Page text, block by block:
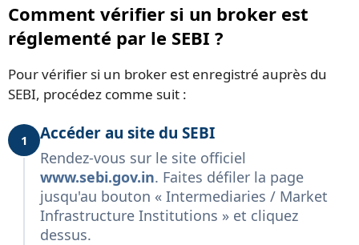
Comment vérifier si un broker est
réglementé par le SEBI ?
Pour vérifier si un broker est enregistré auprès du
SEBI, procédez comme suit :
1 Accéder au site du SEBI
Rendez-vous sur le site officiel
www.sebi.gov.in. Faites défiler la page
jusqu'au bouton « Intermediaries / Market
Infrastructure Institutions » et cliquez
dessus.